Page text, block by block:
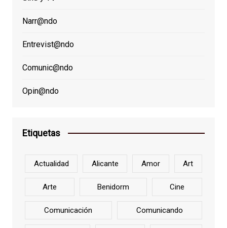
Narr@ndo
Entrevist@ndo
Comunic@ndo
Opin@ndo
Etiquetas
Actualidad Alicante Amor Art
Arte Benidorm Cine
Comunicación Comunicando